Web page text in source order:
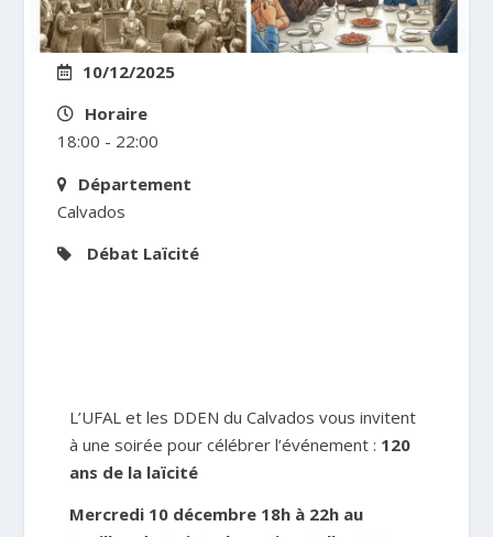
10/12/2025
Horaire
18:00 - 22:00
Département
Calvados
Débat Laïcité
L’UFAL et les DDEN du Calvados vous invitent
à une soirée pour célébrer l’événement : 120
ans de la laïcité
Mercredi 10 décembre 18h à 22h au